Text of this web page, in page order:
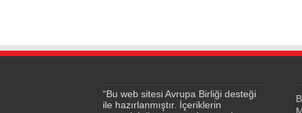
“Bu web sitesi Avrupa Birliği desteği
ile hazırlanmıştır. İçeriklerin